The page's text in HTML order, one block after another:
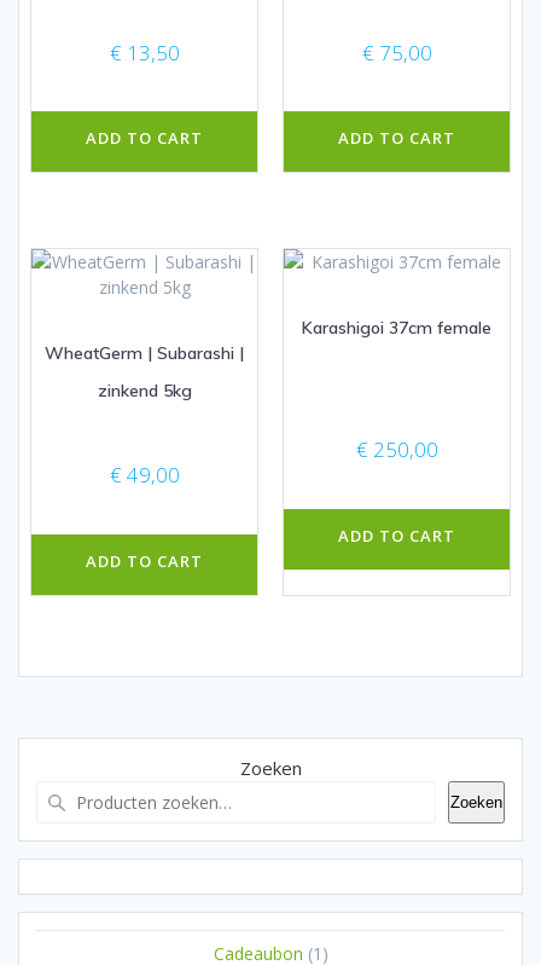
€ 13,50
ADD TO CART
€ 75,00
ADD TO CART
WheatGerm | Subarashi |
zinkend 5kg
€ 49,00
ADD TO CART
Karashigoi 37cm female
€ 250,00
ADD TO CART
Zoeken
Zoeken
Cadeaubon 1 1